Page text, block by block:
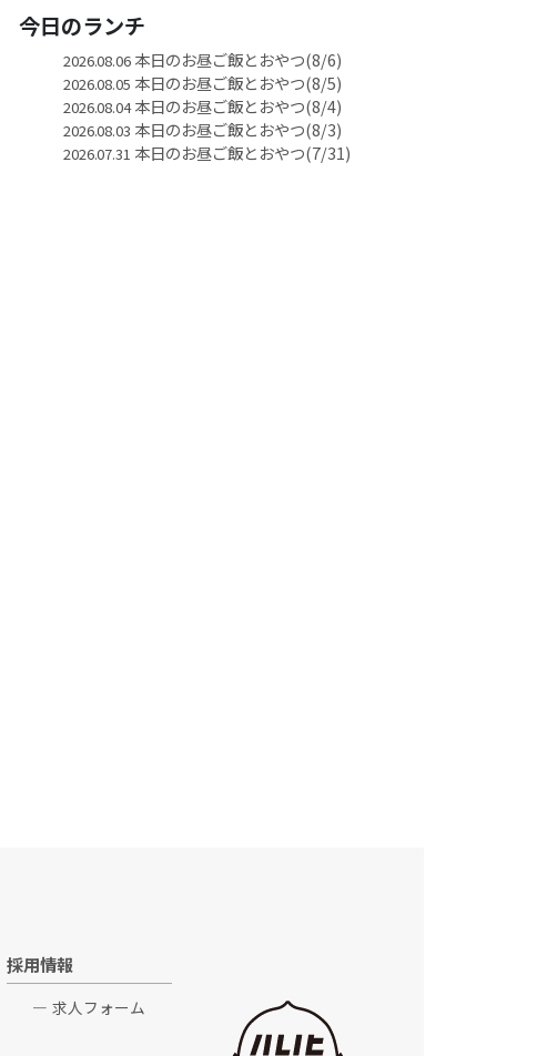
今日のランチ
2026.08.06本日のお昼ご飯とおやつ(8/6)
2026.08.05 本日のお昼ご飯とおやつ(8/5)
2026.08.04本日のお昼ご飯とおやつ(8/4)
2026.08.03 本日のお昼ご飯とおやつ(8/3)
2026.07.31 本日のお昼ご飯とおやつ(7/31)
採用情報
求人フォーム